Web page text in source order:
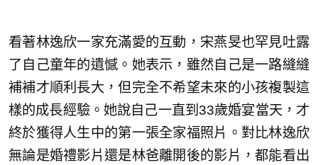
看著林逸欣一家充滿愛的互動，宋燕旻也罕見吐露
了自己童年的遺憾。她表示，雖然自己是一路縫縫
補補才順利長大，但完全不希望未來的小孩複製這
樣的成長經驗。她說自己一直到33歲婚宴當天，才
終於獲得人生中的第一張全家福照片。對比林逸欣
無論是婚禮影片還是林爸離開後的影片，都能看出